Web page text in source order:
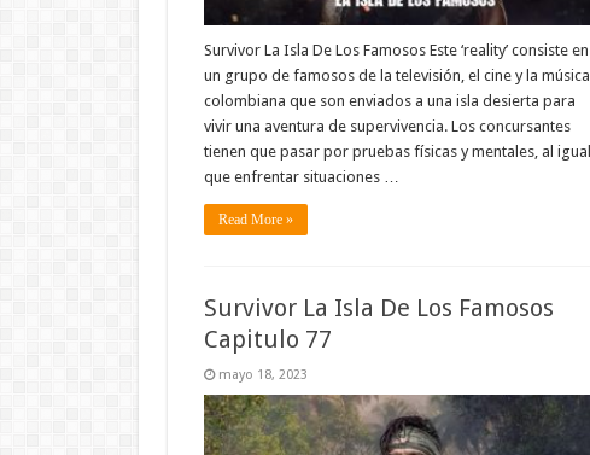
Survivor La Isla De Los Famosos Este ‘reality’ consiste en
un grupo de famosos de la televisión, el cine y la música
colombiana que son enviados a una isla desierta para
vivir una aventura de supervivencia. Los concursantes
tienen que pasar por pruebas físicas y mentales, al igual
que enfrentar situaciones …
Read More »
Survivor La Isla De Los Famosos
Capitulo 77
mayo 18, 2023